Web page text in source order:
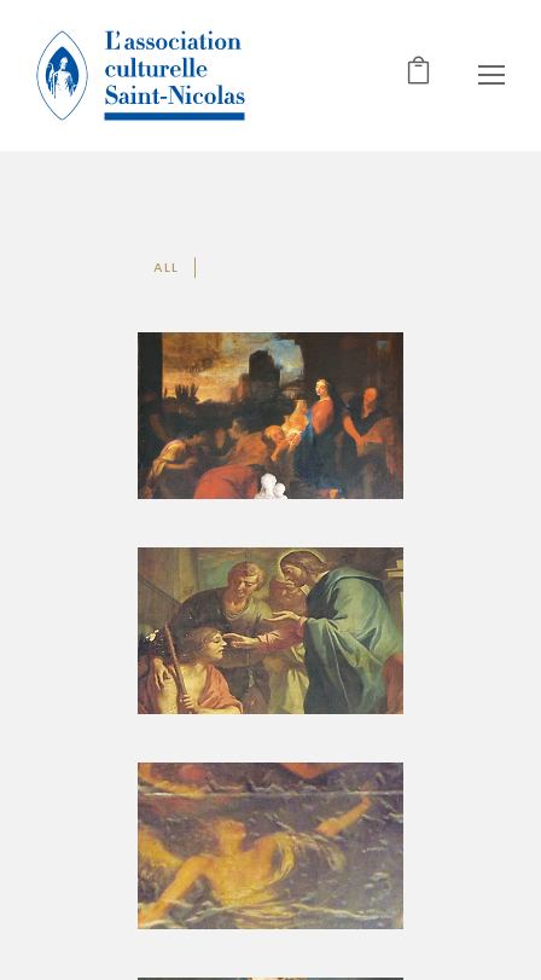
ALL
L’ADORATION DES MAGES
Tableaux
LA GUÉRISON DE
L’AVEUGLE-NÉ
Tableaux
L’ADORATION DES
BERGERS
Tableaux